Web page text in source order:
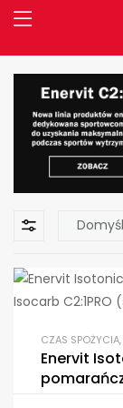
CZAS SPOŻYCIA,
Enervit